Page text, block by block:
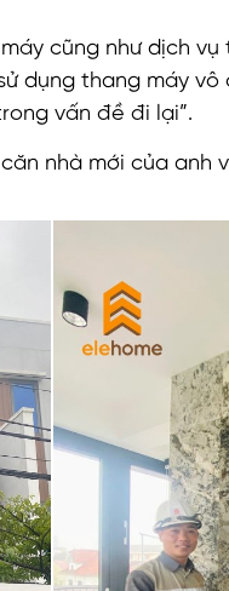
cũng như dịch
dụng thang máy
vấn đề đi lại”.
nhà mới của anh